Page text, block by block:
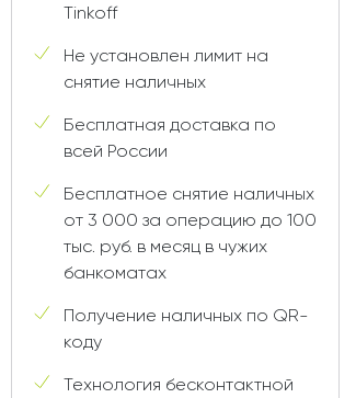
Tinkoff
Не установлен лимит на
снятие наличных
Бесплатная доставка по
всей России
Бесплатное снятие наличных
от 3 000 за операцию до 100
тыс. руб. в месяц в чужих
банкоматах
Получение наличных по QR-
коду
Технология бесконтактной